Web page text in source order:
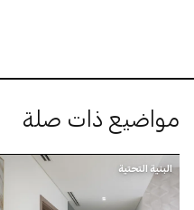
مواضيع ذات صلة
البنية التحتية